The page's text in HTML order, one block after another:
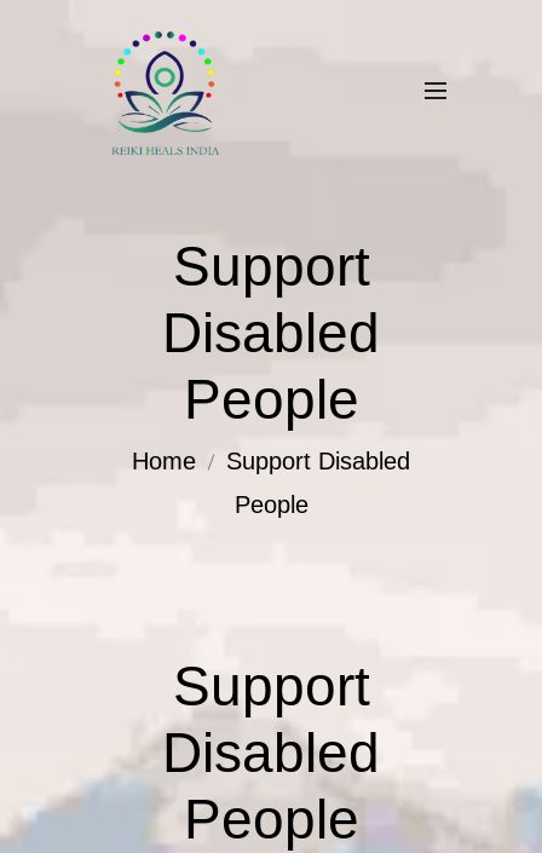
Support
Disabled
People
Home
Support Disabled
People
Support
Disabled
People